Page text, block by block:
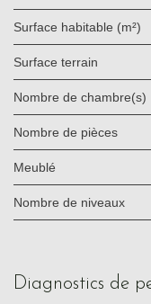
Surface habitable (m²)
surface terrain
Nombre de chambre(s)
Nombre de pièces
Meublé
Nombre de niveaux
diagnostics de